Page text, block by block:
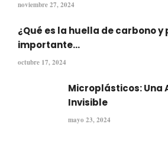
noviembre 27, 2024
¿Qué es la huella de carbono y
importante...
octubre 17, 2024
Microplásticos: Una
Invisible
mayo 23, 2024